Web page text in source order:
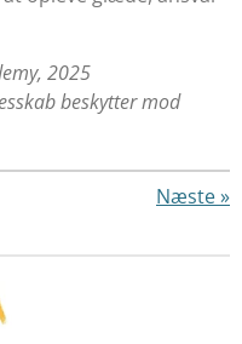
2025
beskytter mod
Næste»